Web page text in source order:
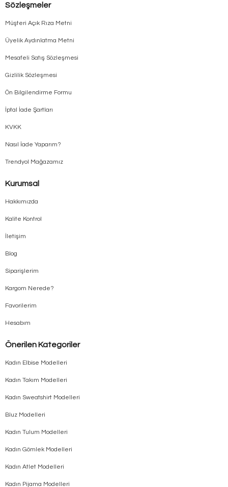
Sözleşmeler
Müşteri Açık Rıza Metni
Üyelik Aydınlatma Metni
Mesafeli Satış Sözleşmesi
Gizlilik Sözleşmesi
Ön Bilgilendirme Formu
İptal İade Şartları
KVKK
Nasıl İade Yaparım?
Trendyol Mağazamız
Kurumsal
Hakkımızda
Kalite Kontrol
İletişim
Blog
Siparişlerim
Kargom Nerede?
Favorilerim
Hesabım
Önerilen Kategoriler
Kadın Elbise Modelleri
Kadın Takım Modelleri
Kadın Sweatshirt Modelleri
Bluz Modelleri
Kadın Tulum Modelleri
Kadın Gömlek Modelleri
Kadın Atlet Modelleri
Kadın Pijama Modelleri